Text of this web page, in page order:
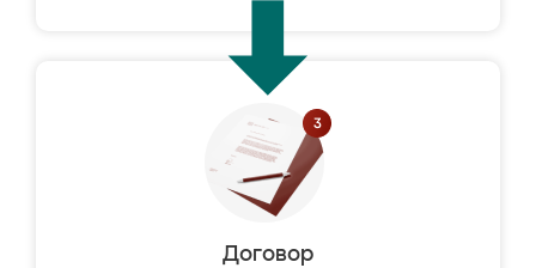
Договор